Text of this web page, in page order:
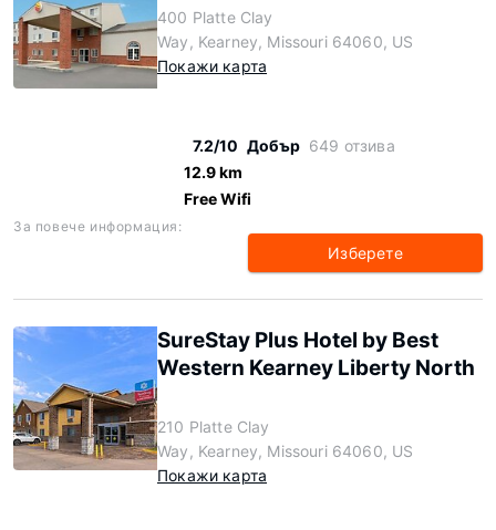
400 Platte Clay
Way, Kearney, Missouri 64060, US
Покажи карта
7.2/10 Добър 649 отзива
12.9 km
Free Wifi
За повече информация:
Изберете
SureStay Plus Hotel by Best
Western Kearney Liberty North
210 Platte Clay
Way, Kearney, Missouri 64060, US
Покажи карта